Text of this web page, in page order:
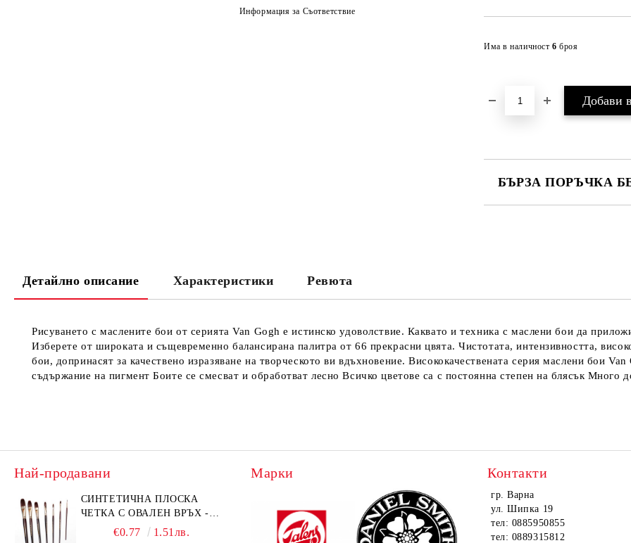
Има в наличност 6 броя
БЪРЗА ПОРЪЧКА
Информация за Съответствие
Детайлно описание Характеристики Ревюта
Рисуването с маслените бои от серията Van Gogh е истинско удоволствие. Каквато и техника с маслени бои да
Изберете от широката и същевременно балансирана палитра от 66 прекрасни цвята. Чистотата, интензивността,
бои, допринасят за качествено изразяване на творческото ви вдъхновение. Висококачествената серия маслени бои
съдържание на пигмент Боите се смесват и обработват лесно Всичко цветове са с постоянна степен на блясък Много
Най-продавани
СИНТЕТИЧНА ПЛОСКА
ЧЕТКА С ОВАЛЕН ВРЪХ -
GIOCONDA 273 - №1/8
€0.77 1.51лв.
Марки Контакти
гр. Варна
ул. Шипка 19
тел: 0885950855
тел: 0889315812